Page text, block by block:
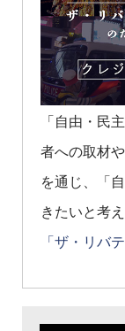
「自由・民
者への取材
を通じ、「
きたいと考
「ザ・リバ